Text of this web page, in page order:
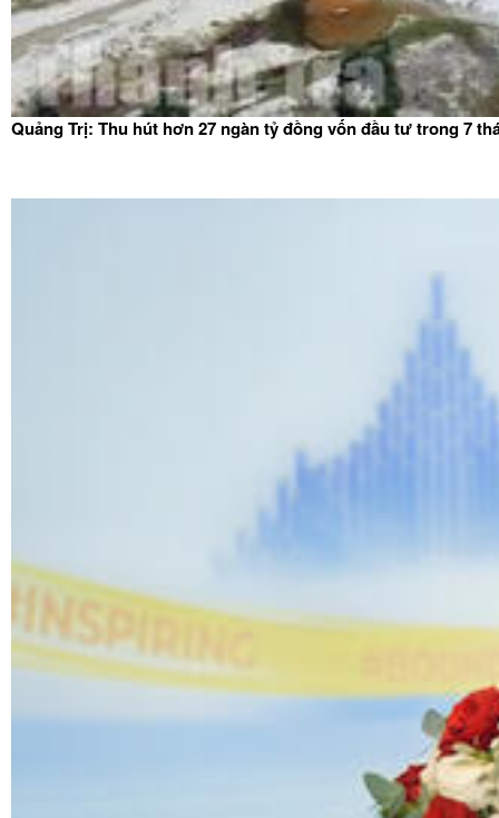
Quảng Trị: Thu hút hơn 27 ngàn tỷ đồng vốn đầu tư trong 7